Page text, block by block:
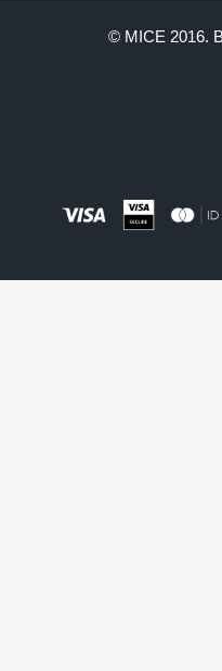
© MICE 2016.